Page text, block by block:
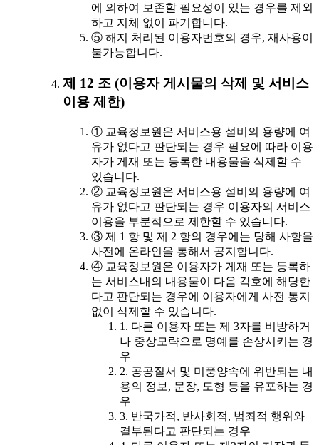
에 의하여 보존할 필요성이 있는 경우를 제외
하고 지체 없이 파기합니다.
⑤ 해지 처리된 이용자번호의 경우, 재사용이
불가능합니다.
제 12 조 (이용자 게시물의 삭제 및 서비스
이용 제한)
① 교육정보원은 서비스용 설비의 용량에 여
유가 없다고 판단되는 경우 필요에 따라 이용
자가 게재 또는 등록한 내용물을 삭제할 수
있습니다.
② 교육정보원은 서비스용 설비의 용량에 여
유가 없다고 판단되는 경우 이용자의 서비스
이용을 부분적으로 제한할 수 있습니다.
③ 제 1 항 및 제 2 항의 경우에는 당해 사항을
사전에 온라인을 통해서 공지합니다.
④ 교육정보원은 이용자가 게재 또는 등록하
는 서비스내의 내용물이 다음 각호에 해당한
다고 판단되는 경우에 이용자에게 사전 통지
없이 삭제할 수 있습니다.
1. 다른 이용자 또는 제 3자를 비방하거
나 중상모략으로 명예를 손상시키는 경
우
2. 공공질서 및 미풍양속에 위반되는 내
용의 정보, 문장, 도형 등을 유포하는 경
우
3. 반국가적, 반사회적, 범죄적 행위와
결부된다고 판단되는 경우